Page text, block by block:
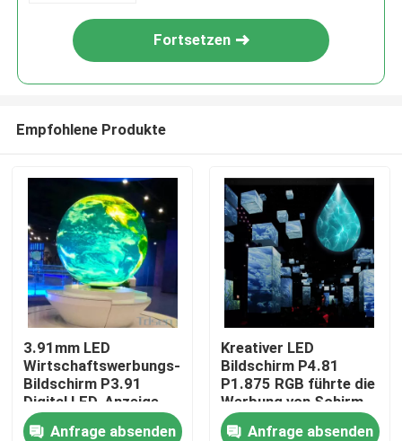
Heim
Produkte
Fortsetzen
Empfohlene Produkte
3.91mm LED
Wirtschaftswerbungs-
Bildschirm P3.91
Digital LED-Anzeige
Anfrage absenden
Kreativer LED
Bildschirm P4.81
P1.875 RGB führte die
Werbung von Schirm
FCC
Anfrage absenden